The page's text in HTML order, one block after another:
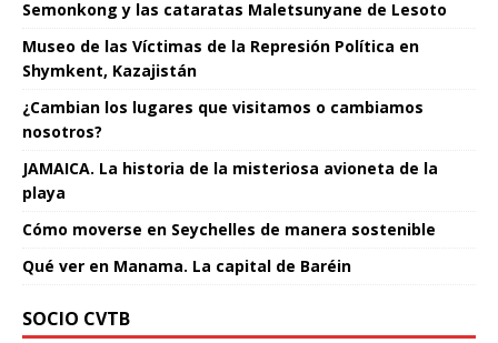
Semonkong y las cataratas Maletsunyane de Lesoto
Museo de las Víctimas de la Represión Política en
Shymkent, Kazajistán
¿Cambian los lugares que visitamos o cambiamos
nosotros?
JAMAICA. La historia de la misteriosa avioneta de la
playa
Cómo moverse en Seychelles de manera sostenible
Qué ver en Manama. La capital de Baréin
SOCIO CVTB